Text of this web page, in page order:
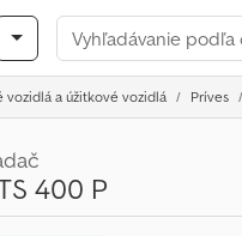
vozidlá a úžitkové vozidlá Príves
400 P